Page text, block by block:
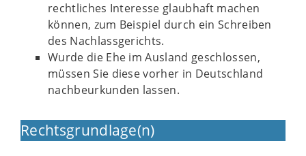
rechtliches Interesse glaubhaft machen
können, zum Beispiel durch ein Schreiben
des Nachlassgerichts.
Wurde die Ehe im Ausland geschlossen,
müssen Sie diese vorher in Deutschland
nachbeurkunden lassen.
Rechtsgrundlage(n)